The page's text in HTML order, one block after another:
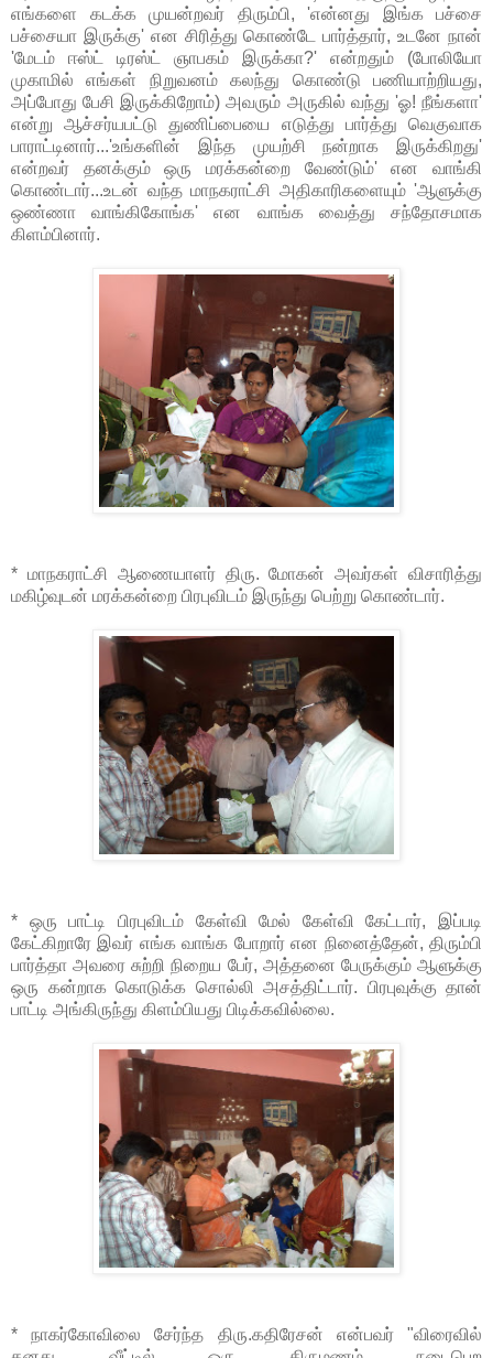
எங்களை கடக்க முயன்றவர் திரும்பி, 'என்னது இங்க பச்சை
பச்சையா இருக்கு' என சிரித்து கொண்டே பார்த்தார், உடனே நான்
'மேடம் ஈஸ்ட் டிரஸ்ட் ஞாபகம் இருக்கா?' என்றதும் (போலியோ
முகாமில் எங்கள் நிறுவனம் கலந்து கொண்டு பணியாற்றியது,
அப்போது பேசி இருக்கிறோம்) அவரும் அருகில் வந்து 'ஓ! நீங்களா'
என்று ஆச்சர்யபட்டு துணிப்பையை எடுத்து பார்த்து வெகுவாக
பாராட்டினார்...'உங்களின் இந்த முயற்சி நன்றாக இருக்கிறது'
என்றவர் தனக்கும் ஒரு மரக்கன்றை வேண்டும்' என வாங்கி
கொண்டார்...உடன் வந்த மாநகராட்சி அதிகாரிகளையும் 'ஆளுக்கு
ஒண்ணா வாங்கிகோங்க' என வாங்க வைத்து சந்தோசமாக
கிளம்பினார்.
* மாநகராட்சி ஆணையாளர் திரு. மோகன் அவர்கள் விசாரித்து
மகிழ்வுடன் மரக்கன்றை பிரபுவிடம் இருந்து பெற்று கொண்டார்.
* ஒரு பாட்டி பிரபுவிடம் கேள்வி மேல் கேள்வி கேட்டார், இப்படி
கேட்கிறாரே இவர் எங்க வாங்க போறார் என நினைத்தேன், திரும்பி
பார்த்தா அவரை சுற்றி நிறைய பேர், அத்தனை பேருக்கும் ஆளுக்கு
ஒரு கன்றாக கொடுக்க சொல்லி அசத்திட்டார். பிரபுவுக்கு தான்
பாட்டி அங்கிருந்து கிளம்பியது பிடிக்கவில்லை.
* நாகர்கோவிலை சேர்ந்த திரு.கதிரேசன் என்பவர் "விரைவில்